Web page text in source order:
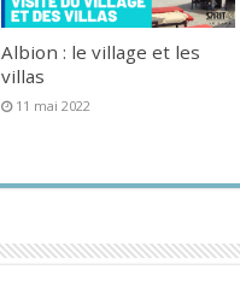
Albion : le village et les
villas
11 mai 2022